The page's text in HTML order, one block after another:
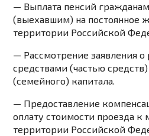
— Выплата пенсий
(выехавшим) на постоянное
территории Российской
— Рассмотрение заявления
средствами (частью
(семейного) капитала.
— Предоставление
оплату стоимости проезда к
территории Российской